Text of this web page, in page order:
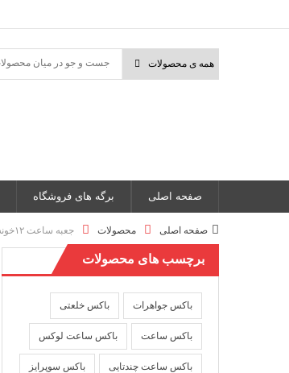
صفحه اصلی برگه های فروشگاه
صفحه اصلی محصولات جعبه ساعت ۱۲خونه طرح مدرن
برچسب های محصولات
باکس جواهرات باکس خلعتی
باکس ساعت باکس ساعت لوکس
باکس ساعت چندتایی باکس سوپرایز